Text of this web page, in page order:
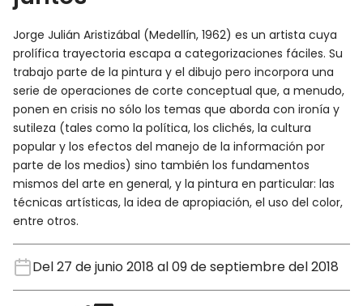
Jorge Julián Aristizábal (Medellín, 1962) es un artista cuya
prolífica trayectoria escapa a categorizaciones fáciles. Su
trabajo parte de la pintura y el dibujo pero incorpora una
serie de operaciones de corte conceptual que, a menudo,
ponen en crisis no sólo los temas que aborda con ironía y
sutileza (tales como la política, los clichés, la cultura
popular y los efectos del manejo de la información por
parte de los medios) sino también los fundamentos
mismos del arte en general, y la pintura en particular: las
técnicas artísticas, la idea de apropiación, el uso del color,
entre otros.
Del 27 de junio 2018 al 09 de septiembre del 2018